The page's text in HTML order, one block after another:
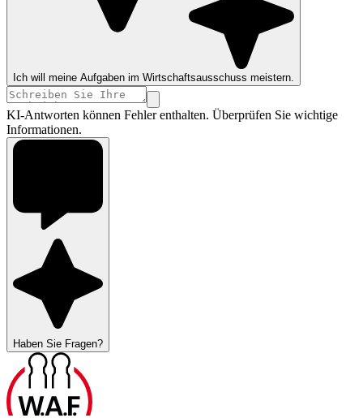
Ich will meine Aufgaben im Wirtschaftsausschuss meistern.
KI-Antworten können Fehler enthalten. Überprüfen Sie wichtige
Informationen.
Haben Sie Fragen?